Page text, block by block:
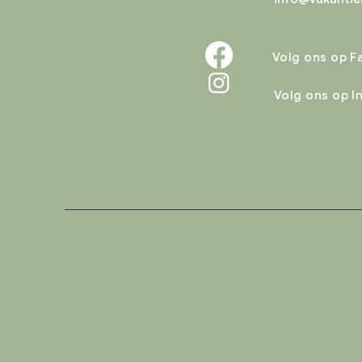
Volg ons op
Volg ons op